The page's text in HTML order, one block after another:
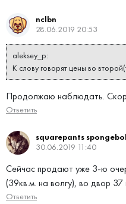
nclbn
28.06.2019 20:53
aleksey_p:
К слову говорят цены во
Продолжаю наблюдать.
Ответить
squarepants
30.06.2019 11:40
Сейчас продают уже 3-ю
(39кв.м. на волгу), во двор
Ответить